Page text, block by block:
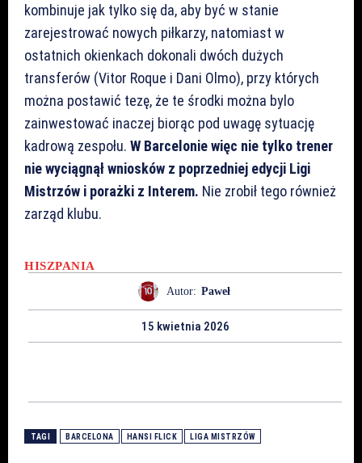
kombinuje jak tylko się da, aby być w stanie
zarejestrować nowych piłkarzy, natomiast w
ostatnich okienkach dokonali dwóch dużych
transferów (Vitor Roque i Dani Olmo), przy których
można postawić tezę, że te środki można bylo
zainwestować inaczej biorąc pod uwagę sytuację
kadrową zespołu. W Barcelonie więc nie tylko trener
nie wyciągnął wniosków z poprzedniej edycji Ligi
Mistrzów i porażki z Interem. Nie zrobił tego również
zarząd klubu.
HISZPANIA
Autor: Paweł
15 kwietnia 2026
TAGI BARCELONA HANSI FLICK LIGA MISTRZÓW